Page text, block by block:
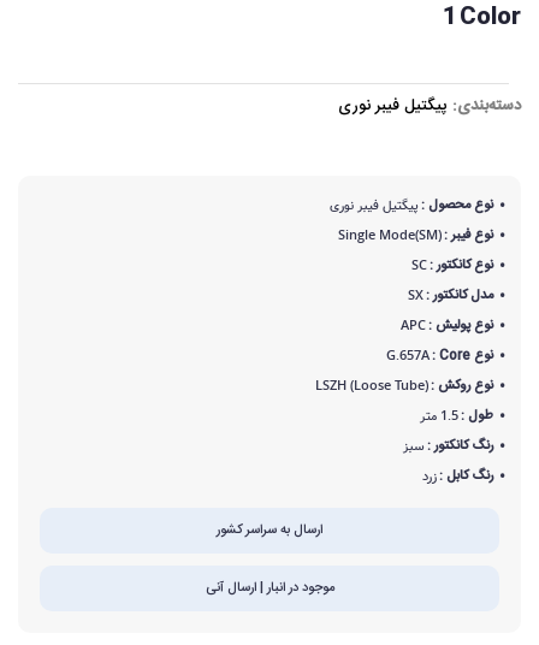
1 Color
دسته‌بندی: پیگتیل فیبر نوری
نوع محصول :پیگتیل فیبر نوری
نوع فیبر :Single Mode(SM)
نوع کانکتور :SC
مدل کانکتور :SX
نوع پولیش :APC
نوع Core :
G.657A
نوع روکش :LSZH (Loose Tube)
طول :1.5 متر
رنگ کانکتور :سبز
رنگ کابل :زرد
ارسال به سراسر کشور
موجود در انبار | ارسال آنی